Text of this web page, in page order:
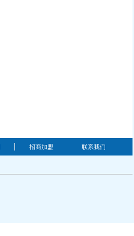
招商加盟 联系我们